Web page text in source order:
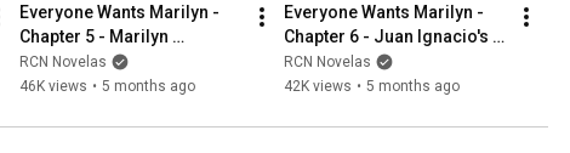
Everyone Wants Marilyn -
Chapter 5 - Marilyn
Confused
RCN Novelas
46K views • 5 months ago
Everyone Wants Marilyn -
Chapter 6 - Juan Ignacio's
Doubts
RCN Novelas
42K views • 5 months ago